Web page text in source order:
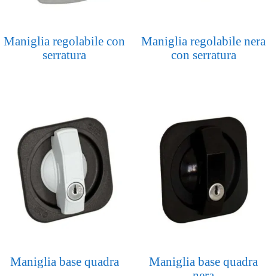
Maniglia regolabile con
serratura
Maniglia regolabile nera
con serratura
Maniglia base quadra
Maniglia base quadra